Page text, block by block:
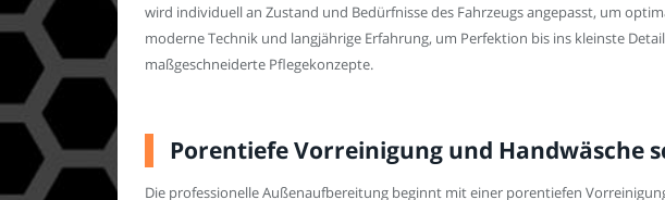
wird individuell an Zustand und Bedürfnisse des Fahrzeugs angepasst, um
moderne Technik und langjährige Erfahrung, um Perfektion bis ins kleinste
maßgeschneiderte Pflegekonzepte.
Porentiefe Vorreinigung und Handwäsche
Die professionelle Außenaufbereitung beginnt mit einer porentiefen